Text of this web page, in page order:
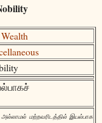
அல்லாமல் மற்றவரிடத்தில் இயல்பாக